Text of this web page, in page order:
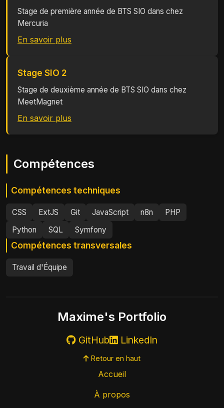
Stage de première année de BTS SIO dans chez
Mercuria
En savoir plus
Stage SIO 2
Stage de deuxième année de BTS SIO dans chez
MeetMagnet
En savoir plus
Compétences
Compétences techniques
CSS ExtJS Git JavaScript n8n
PHP
Python
SQL Symfony
Compétences transversales
Travail d'Équipe
Maxime's Portfolio
GitHub LinkedIn
Retour en haut
Accueil
À propos